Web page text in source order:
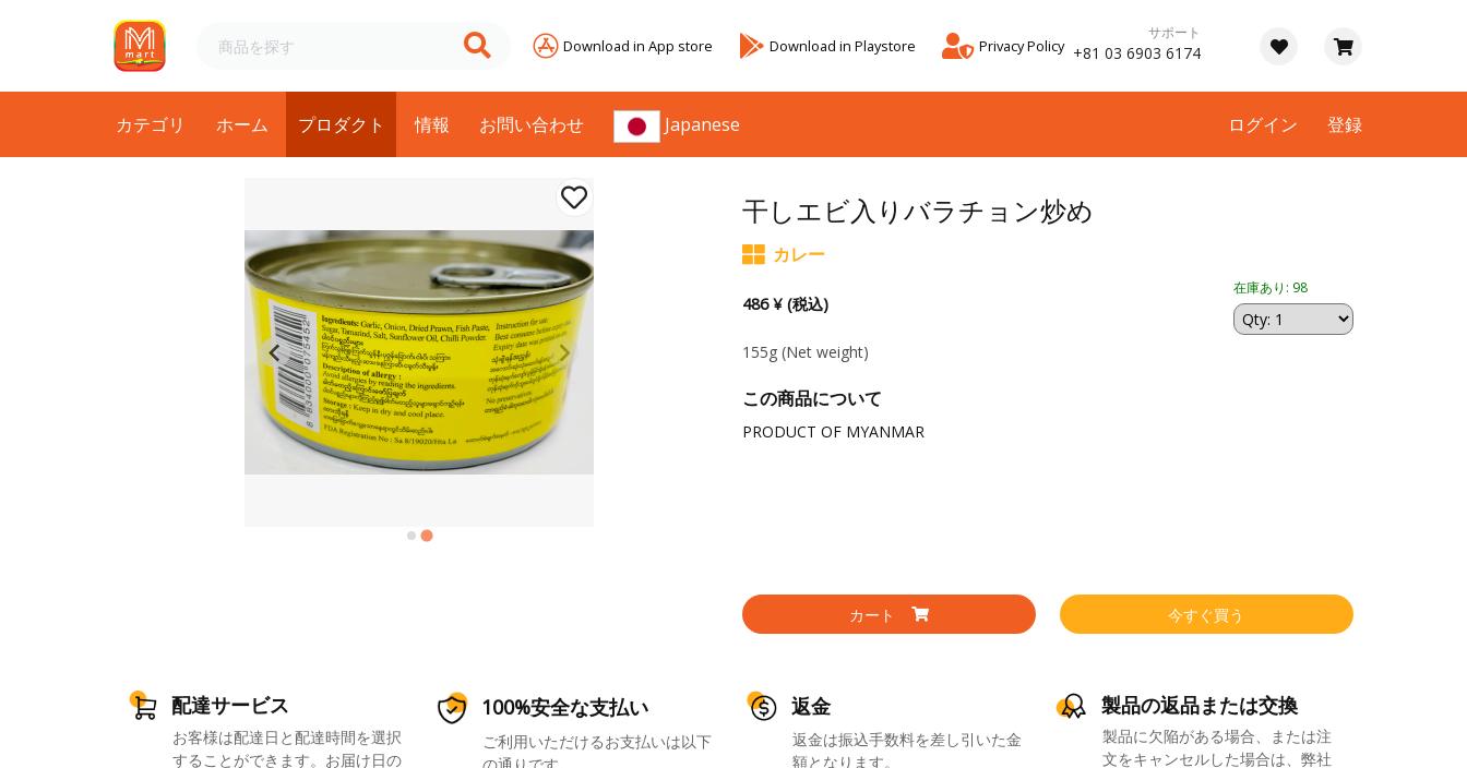
Download in App store Download in Playstore Privacy Policy
サポート
+81 03 6903 6174
カテゴリ ホーム プロダクト 情報 お問い合わせ Japanese ログイン 登録
干しエビ入りバラチョン炒め
カレー
486 ¥ (税込)
在庫あり: 98
155g (Net weight)
この商品について
PRODUCT OF MYANMAR
カート 今すぐ買う
配達サービス
お客様は配達日と配達時間を選択
することができます。お届け日の
100%安全な支払い
ご利用いただけるお支払いは以下
返金
返金は振込手数料を差し引いた金
額となります。
製品の返品または交換
製品に欠陥がある場合、または注
文をキャンセルした場合は、弊社